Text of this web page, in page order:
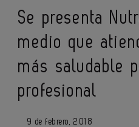
Se presenta
medio que
más saludable
profesional
9 de febrero, 2018